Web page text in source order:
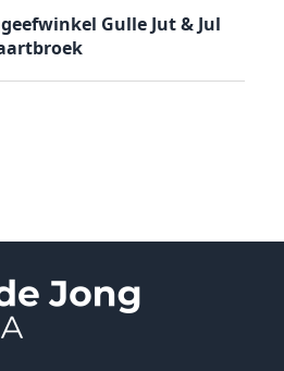
Gulle Jut & Jul